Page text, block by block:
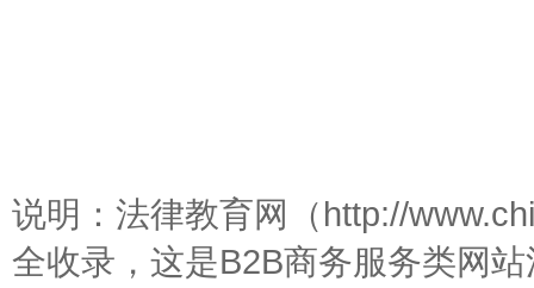
说明：法律教育网（http://
全收录，这是B2B商务服务类网